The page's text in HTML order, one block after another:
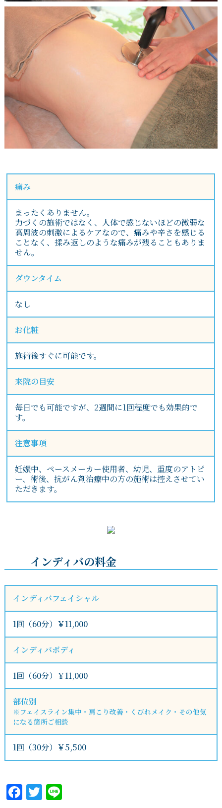
痛み
まったくありません。
力づくの施術ではなく、人体で感じないほどの微弱な
高周波の刺激によるケアなので、痛みや辛さを感じる
ことなく、揉み返しのような痛みが残ることもありま
せん。
ダウンタイム
なし
お化粧
施術後すぐに可能です。
来院の目安
毎日でも可能ですが、2週間に1回程度でも効果的で
す。
注意事項
妊娠中、ペースメーカー使用者、幼児、重度のアトピ
ー、術後、抗がん剤治療中の方の施術は控えさせてい
ただきます。
インディバの料金
インディバフェイシャル
1回（60分）￥11,000
インディバボディ
1回（60分）￥11,000
部位別
※フェイスライン集中・肩こり改善・くびれメイク・その他気
になる箇所ご相談
1回（30分）￥5,500
Facebook
Twitter
Line